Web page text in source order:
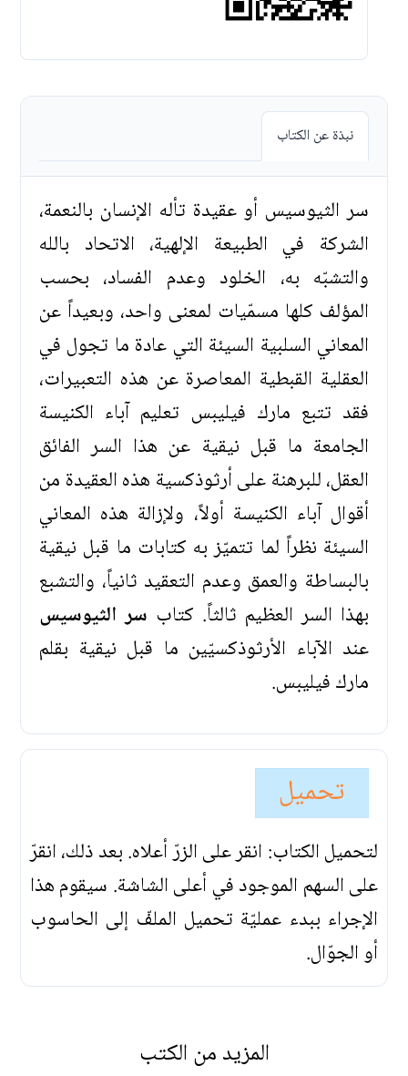
نبذة عن الكتاب
سر الثيوسيس أو عقيدة تأله الإنسان بالنعمة،
الشركة في الطبيعة الإلهية، الاتحاد بالله
والتشبّه به، الخلود وعدم الفساد، بحسب
المؤلف كلها مسمّيات لمعنى واحد، وبعيداً عن
المعاني السلبية السيئة التي عادة ما تجول في
العقلية القبطية المعاصرة عن هذه التعبيرات،
فقد تتبع مارك فيليبس تعليم آباء الكنيسة
الجامعة ما قبل نيقية عن هذا السر الفائق
العقل، للبرهنة على أرثوذكسية هذه العقيدة من
أقوال آباء الكنيسة أولاً، ولإزالة هذه المعاني
السيئة نظراً لما تتميّز به كتابات ما قبل نيقية
بالبساطة والعمق وعدم التعقيد ثانياً، والتشبع
بهذا السر العظيم ثالثاً. كتاب سر الثيوسيس
عند الآباء الأرثوذكسيّين ما قبل نيقية بقلم
مارك فيليبس.
تحميل
لتحميل الكتاب: انقر على الزرّ أعلاه. بعد ذلك، انقرّ
على السهم الموجود في أعلى الشاشة. سيقوم هذا
الإجراء ببدء عمليّة تحميل الملفّ إلى الحاسوب
أو الجوّال.
المزيد من الكتب